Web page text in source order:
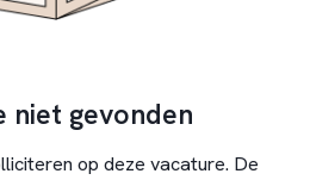
niet gevonden
op deze vacature. De